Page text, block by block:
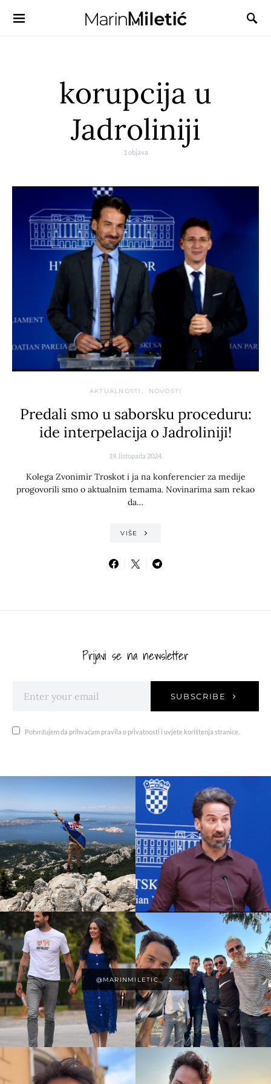
korupcija u
Jadroliniji
1 objava
AKTUALNOSTI NOVOSTI
Predali smo u saborsku proceduru:
ide interpelacija o Jadroliniji!
19. listopada 2024.
Kolega Zvonimir Troskot i ja na konferencier za medije
progovorili smo o aktualnim temama. Novinarima sam rekao
da…
VIŠE
Prijavi se na newsletter
SUBSCRIBE
Potvrđujem da prihvaćam pravila o privatnosti i uvjete korištenja stranice.
@MARINMILETIC_